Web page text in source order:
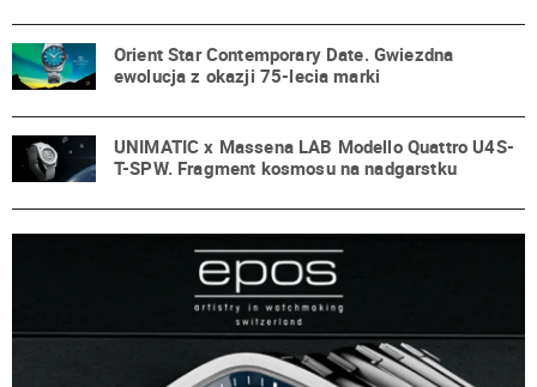
Orient Star Contemporary Date. Gwiezdna
ewolucja z okazji 75-lecia marki
UNIMATIC x Massena LAB Modello Quattro U4S-
T-SPW. Fragment kosmosu na nadgarstku